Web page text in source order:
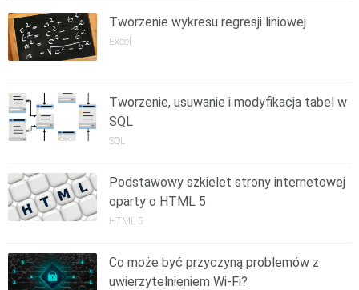
Tworzenie wykresu regresji liniowej
Excel
Tworzenie, usuwanie i modyfikacja tabel w
SQL
SQL
Podstawowy szkielet strony internetowej
oparty o HTML 5
HTML 5
Co może być przyczyną problemów z
uwierzytelnieniem Wi-Fi?